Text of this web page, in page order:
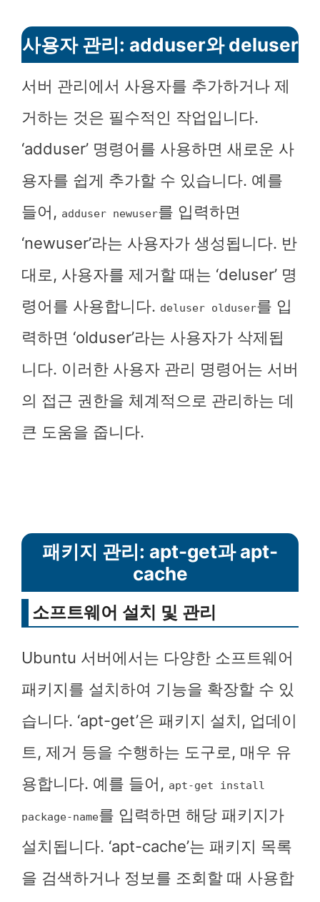
사용자 관리: adduser와 deluser
서버 관리에서 사용자를 추가하거나 제
거하는 것은 필수적인 작업입니다.
‘adduser’ 명령어를 사용하면 새로운 사
용자를 쉽게 추가할 수 있습니다. 예를
들어, adduser newuser를 입력하면
‘newuser’라는 사용자가 생성됩니다. 반
대로, 사용자를 제거할 때는 ‘deluser’ 명
령어를 사용합니다. deluser olduser를 입
력하면 ‘olduser’라는 사용자가 삭제됩
니다. 이러한 사용자 관리 명령어는 서버
의 접근 권한을 체계적으로 관리하는 데
큰 도움을 줍니다.
패키지 관리: apt-get과 apt-
cache
소프트웨어 설치 및 관리
Ubuntu 서버에서는 다양한 소프트웨어
패키지를 설치하여 기능을 확장할 수 있
습니다. ‘apt-get’은 패키지 설치, 업데이
트, 제거 등을 수행하는 도구로, 매우 유
용합니다. 예를 들어, apt-get install
package-name를 입력하면 해당 패키지가
설치됩니다. ‘apt-cache’는 패키지 목록
을 검색하거나 정보를 조회할 때 사용합